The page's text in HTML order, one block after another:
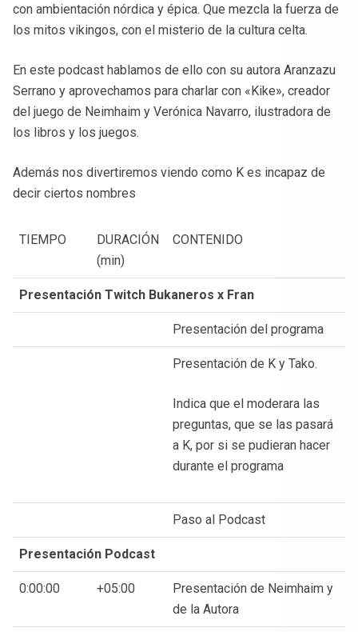
con ambientación nórdica y épica. Que mezcla la fuerza de
los mitos vikingos, con el misterio de la cultura celta.
En este podcast hablamos de ello con su autora Aranzazu
Serrano y aprovechamos para charlar con «Kike», creador
del juego de Neimhaim y Verónica Navarro, ilustradora de
los libros y los juegos.
Además nos divertiremos viendo como K es incapaz de
decir ciertos nombres
TIEMPO
DURACIÓN
(min)
CONTENIDO
Presentación Twitch Bukaneros x Fran
Presentación del programa
Presentación de K y Tako.
Indica que el moderara las
preguntas, que se las pasará
a K, por si se pudieran hacer
durante el programa
Paso al Podcast
Presentación Podcast
0:00:00 +05:00
Presentación de Neimhaim y
de la Autora